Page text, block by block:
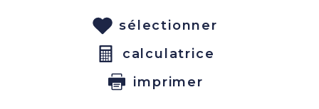
sélectionner
calculatrice
imprimer